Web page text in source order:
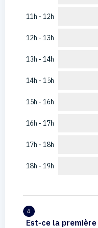
11h - 12h
12h - 13h
13h - 14h
14h - 15h
15h - 16h
16h - 17h
17h - 18h
18h - 19h
4
Est-ce la